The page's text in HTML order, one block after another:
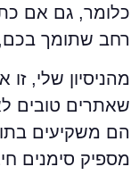
כלומר, גם אם
רחב שתומך בכם,
מהניסיון שלי, זו
הם משקיעים
מספיק סימנים